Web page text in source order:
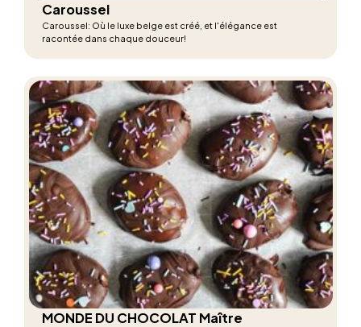
Caroussel
Caroussel: Où le luxe belge est créé, et l'élégance est
racontée dans chaque douceur!
MONDE DU CHOCOLAT Maître